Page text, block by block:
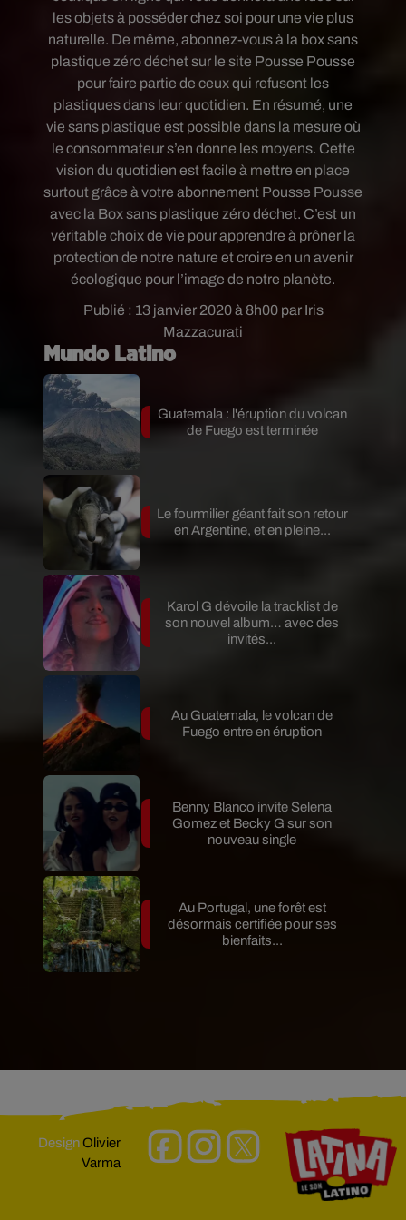
Publié : 13 janvier 2020 à 8h00 par Iris
Mazzacurati
les objets à posséder chez soi pour une vie plus
naturelle. De même, abonnez-vous à la box sans
plastique zéro déchet sur le site Pousse Pousse
pour faire partie de ceux qui refusent les
plastiques dans leur quotidien. En résumé, une
vie sans plastique est possible dans la mesure où
le consommateur s’en donne les moyens. Cette
vision du quotidien est facile à mettre en place
surtout grâce à votre abonnement Pousse Pousse
avec la Box sans plastique zéro déchet. C’est un
véritable choix de vie pour apprendre à prôner la
protection de notre nature et croire en un avenir
écologique pour l’image de notre planète.
Mundo Latino
Guatemala : l'éruption du volcan
de Fuego est terminée
Le fourmilier géant fait son retour
en Argentine, et en pleine...
Karol G dévoile la tracklist de
son nouvel album… avec des
invités...
Au Guatemala, le volcan de
Fuego entre en éruption
Benny Blanco invite Selena
Gomez et Becky G sur son
nouveau single
Au Portugal, une forêt est
désormais certifiée pour ses
bienfaits...
DesignOlivier
Varma